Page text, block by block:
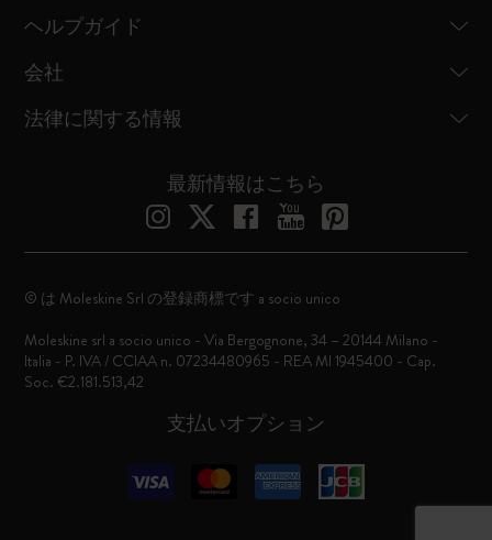
ヘルプガイド
会社
法律に関する情報
最新情報はこちら
支払いオプション
© は Moleskine Srl の登録商標です a socio unico
Moleskine srl a socio unico - Via Bergognone, 34 – 20144 Milano -
Italia - P. IVA / CCIAA n. 07234480965 - REA MI 1945400 - Cap.
Soc. €2.181.513,42